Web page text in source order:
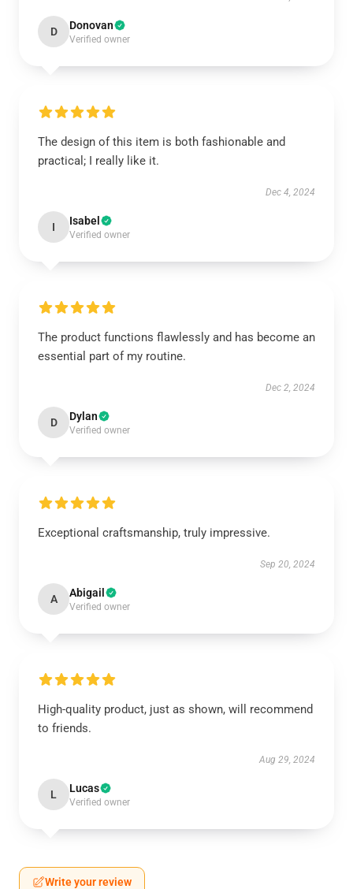
D Donovan
Verified owner
The design of this item is both fashionable and
practical; I really like it.
Dec 4, 2024
I Isabel
Verified owner
The product functions flawlessly and has become an
essential part of my routine.
Dec 2, 2024
D Dylan
Verified owner
Exceptional craftsmanship, truly impressive.
Sep 20, 2024
A Abigail
Verified owner
High-quality product, just as shown, will recommend
to friends.
Aug 29, 2024
L Lucas
Verified owner
Write your review